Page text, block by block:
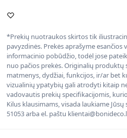
*Prekių nuotraukos skirtos tik
pavyzdinės. Prekės aprašyme
informacinio pobūdžio, todėl jose
nuo pačios prekės. Originalių produktų
matmenys, dydžiai, funkcijos, ir/ar bet
vizualinių ypatybių gali atrodyti kitaip
vadovautis prekių specifikacijomis,
Kilus klausimams, visada laukiame
51053 arba el. paštu